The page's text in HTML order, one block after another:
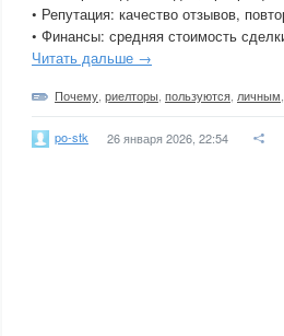
• Репутация: качество отзывов,
• Финансы: средняя стоимость
Читать дальше →
Почему риелторы пользуются личным
po-stk 26 января 2026, 22:54